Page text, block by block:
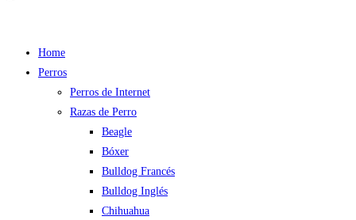
Home
Perros
Perros de Internet
Razas de Perro
Beagle
Bóxer
Bulldog Francés
Bulldog Inglés
Chihuahua